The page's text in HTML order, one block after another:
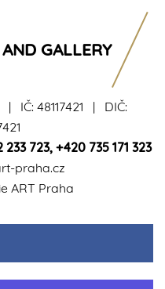
| IČ: 48117421 | DIČ:
233 723, +420 735 171 323
praha.cz
ART Praha
GALLERY